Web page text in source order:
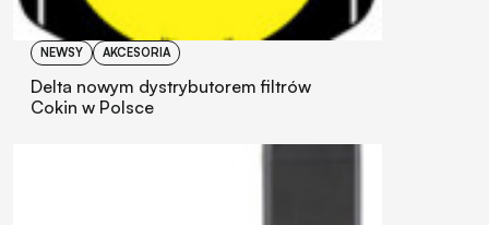
NEWSY AKCESORIA
Delta nowym dystrybutorem filtrów
Cokin w Polsce